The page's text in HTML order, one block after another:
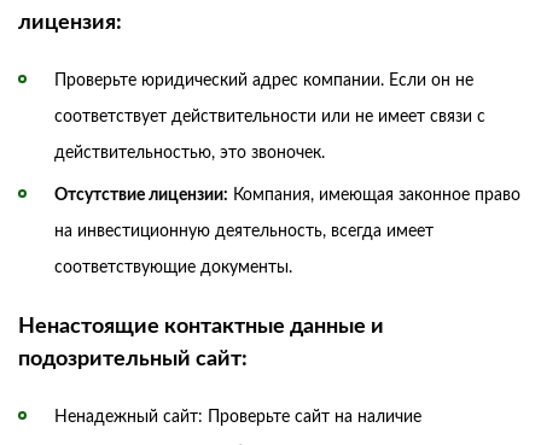
лицензия:
Проверьте юридический адрес компании. Если он не
соответствует действительности или не имеет связи с
действительностью, это звоночек.
Отсутствие лицензии: Компания, имеющая законное право
на инвестиционную деятельность, всегда имеет
соответствующие документы.
Ненастоящие контактные данные и
подозрительный сайт:
Ненадежный сайт: Проверьте сайт на наличие